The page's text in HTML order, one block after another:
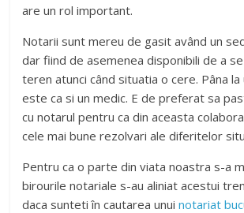
are un rol important.
Notarii sunt mereu de gasit având un
dar fiind de asemenea disponibili de a
teren atunci când situatia o cere. Pâna
este ca si un medic. E de preferat sa
cu notarul pentru ca din aceasta
cele mai bune rezolvari ale diferitelor
Pentru ca o parte din viata noastra s-a
birourile notariale s-au aliniat acestui
daca sunteti în cautarea unuinotariat